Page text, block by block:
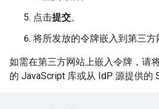
点击提交。
将所发放的令牌嵌入到第三方
如需在第三方网站上嵌入令牌，请
的 JavaScript 库或从 IdP 源提供的